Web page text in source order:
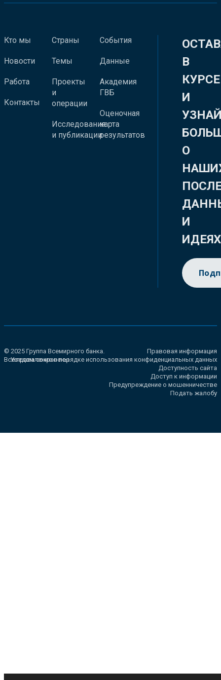
Кто мы
Новости
Работа
Контакты
Страны
Темы
Проекты
и
операции
Исследования
и публикации
События
Данные
Академия
ГВБ
Оценочная
карта
результатов
В
КУРСЕ
И
О
И
ИДЕЯХ
© 2025 Группа Всемирного банка.
Все права сохранены.
Правовая информация
Уведомление о порядке использования конфиденциальных данных
Доступность сайта
Доступ к информации
Предупреждение о мошенничестве
Подать жалобу